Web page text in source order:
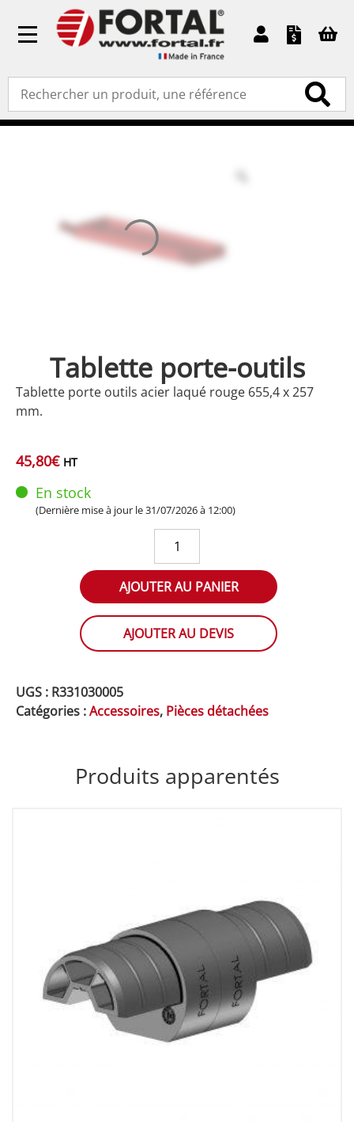
Toggle
Accueil»Pièces détachées»Accessoires
» Tablette
porte-outils
Tablette porte-outils
Tablette porte outils acier laqué rouge 655,4 x 257
mm.
45,80€ HT
En stock
(Dernière mise à jour le 31/07/2026 à 12:00)
quantité
de
Tablette
porte-
outils
AJOUTER AU PANIER
AJOUTER AU DEVIS
UGS : R331030005
Catégories :Accessoires, Pièces détachées
Produits apparentés